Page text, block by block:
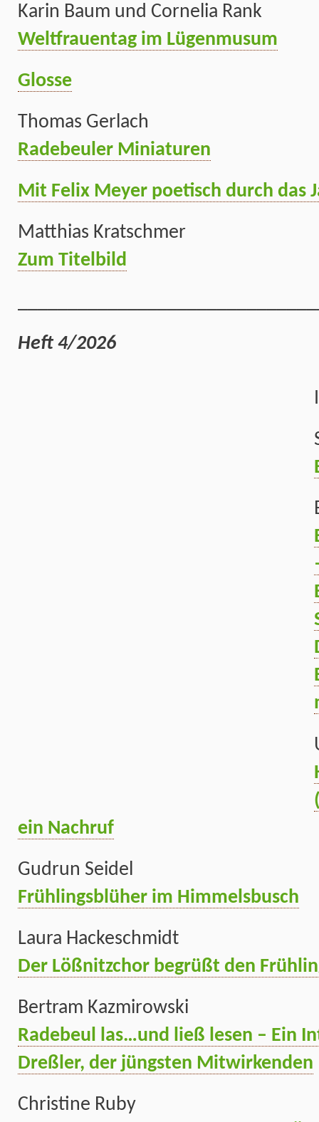
Karin Baum und Cornelia Rank
Weltfrauentag im Lügenmusum
Glosse
Thomas Gerlach
Radebeuler Miniaturen
Mit Felix Meyer poetisch durch das
Matthias Kratschmer
Zum Titelbild
Heft 4/2026
ein Nachruf
Gudrun Seidel
Frühlingsblüher im Himmelsbusch
Laura Hackeschmidt
Der Lößnitzchor begrüßt den
Bertram Kazmirowski
Radebeul las…und ließ lesen – Ein
Dreßler, der jüngsten Mitwirkenden
Christine Ruby